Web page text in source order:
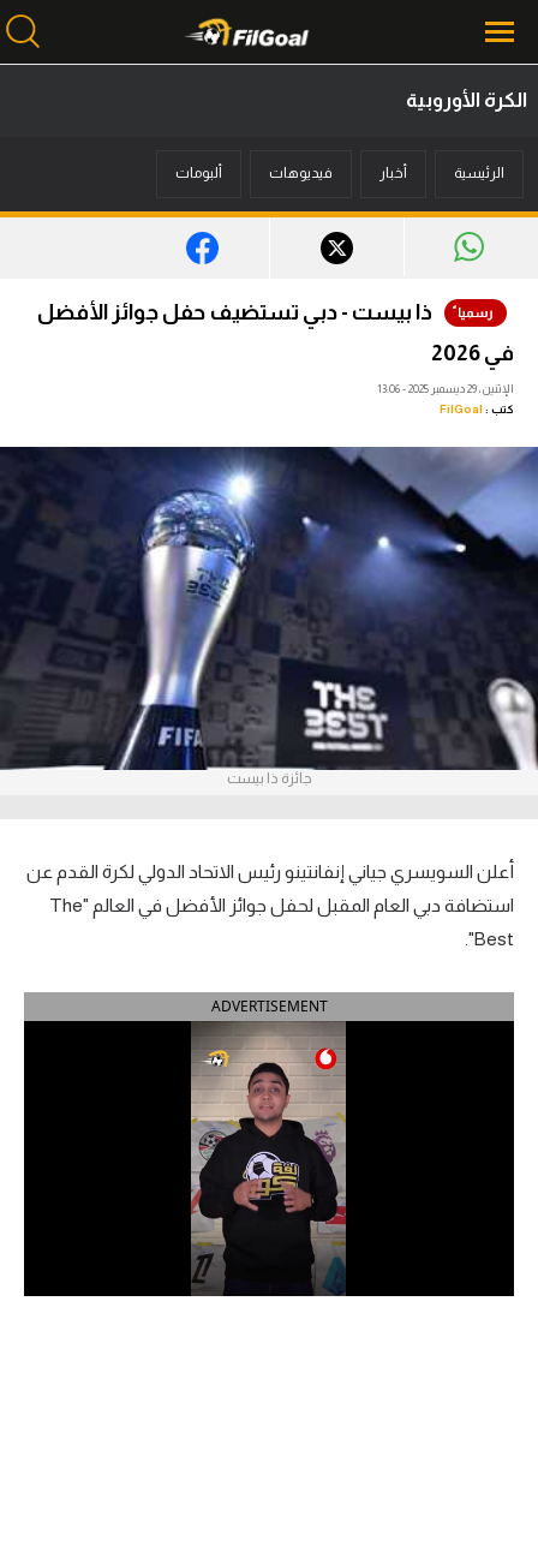
أخبار
ميركاتو
فانتازي في الجول
عدسات
آراء حرة
ركن الألعاب
بطولات
أمريكا 2026
الدوري الإسباني
الدوري السعودي للمحترفين
دوري أبطال إفريقيا
الكرة الأوروبية
الرئيسية أخبار فيديوهات ألبومات
ذا بيست - دبي تستضيف حفل جوائز الأفضل
في 2026
الإثنين، 29 ديسمبر 2025 - 13:06
كتب : FilGoal
جائزة ذا بيست
أعلن السويسري جياني إنفانتينو رئيس الاتحاد الدولي لكرة القدم عن
استضافة دبي العام المقبل لحفل جوائز الأفضل في العالم "
The
Best
"
ADVERTISEMENT